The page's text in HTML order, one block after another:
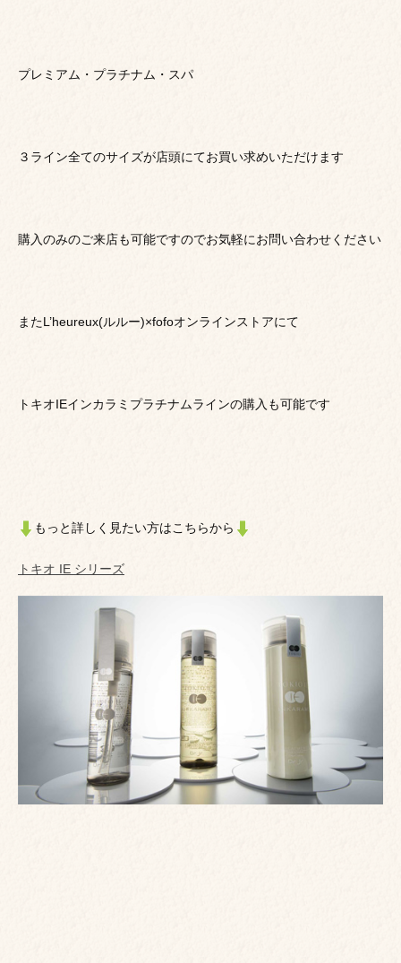
プレミアム・プラチナム・スパ
３ライン全てのサイズが店頭にてお買い求めいただけます
購入のみのご来店も可能ですのでお気軽にお問い合わせください
またL’heureux(ルルー)×fofoオンラインストアにて
トキオIEインカラミプラチナムラインの購入も可能です
もっと詳しく見たい方はこちらから
トキオ IE シリーズ